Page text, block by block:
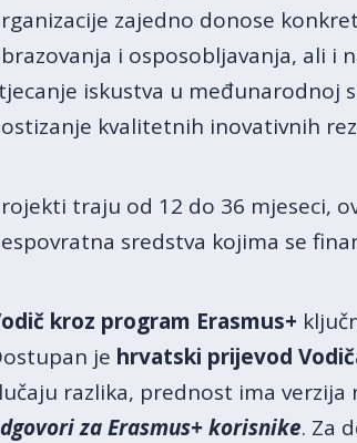
zajedno donose
i osposobljavanja, ali i
iskustva u međunarodnoj
kvalitetnih inovativnih
traju od 12 do 36 mjeseci,
sredstva kojima se
kroz program Erasmus+
je hrvatski prijevod
razlika, prednost ima
za Erasmus+ korisnike. Za